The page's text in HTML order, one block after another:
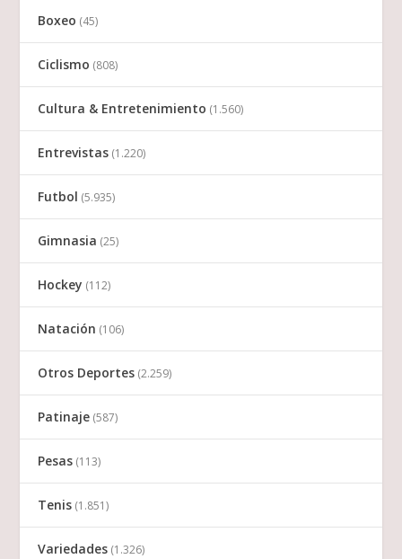
Boxeo (45)
Ciclismo (808)
Cultura & Entretenimiento (1.560)
Entrevistas (1.220)
Futbol (5.935)
Gimnasia (25)
Hockey (112)
Natación (106)
Otros Deportes (2.259)
Patinaje (587)
Pesas (113)
Tenis (1.851)
Variedades (1.326)